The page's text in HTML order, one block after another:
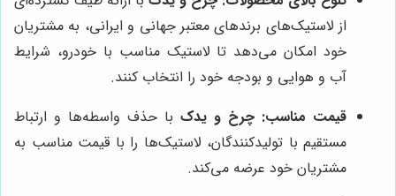
از لاستیک‌های برندهای معتبر جهانی و ایرانی، به مشتریان
خود امکان می‌دهد تا لاستیک مناسب با خودرو، شرایط
آب و هوایی و بودجه خود را انتخاب کنند.
قیمت مناسب: چرخ و یدک با حذف واسطه‌ها و ارتباط
مستقیم با تولیدکنندگان، لاستیک‌ها را با قیمت مناسب به
مشتریان خود عرضه می‌کند.